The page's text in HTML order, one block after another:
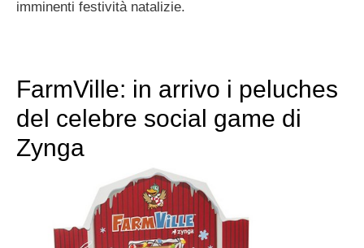
imminenti festività natalizie.
FarmVille: in arrivo i peluches
del celebre social game di
Zynga